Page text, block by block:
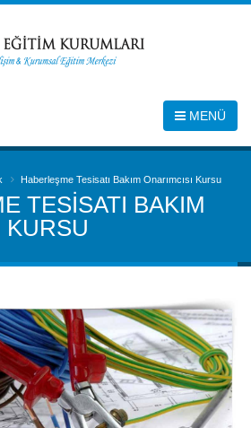
MENÜ
Haberleşme Tesisatı Bakım Onarımcısı Kursu
TESISATI BAKIM
KURSU